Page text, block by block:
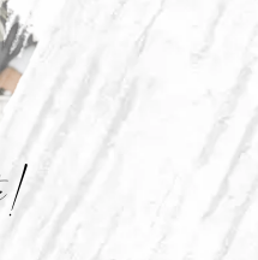
!